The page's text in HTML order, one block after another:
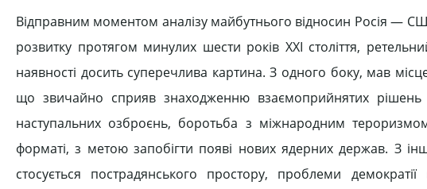
Відправним моментом аналізу майбутнього відносин Росія —
розвитку протягом минулих шести років XXI століття,
наявності досить суперечлива картина. З одного боку, мав
що звичайно сприяв знаходженню взаємоприйнятих рішень
наступальних озброєнь, боротьба з міжнародним
форматі, з метою запобігти появі нових ядерних держав. З
стосується пострадянського простору, проблеми